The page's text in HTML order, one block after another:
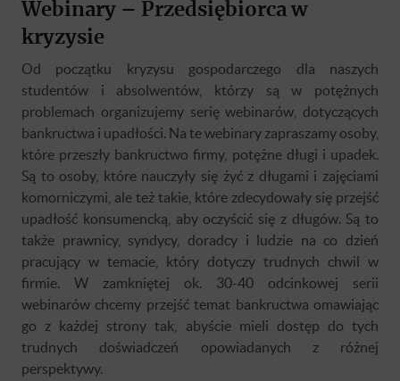
Webinary – Przedsiębiorca w
kryzysie
Od początku kryzysu gospodarczego dla naszych
studentów i absolwentów, którzy są w potężnych
problemach organizujemy serię webinarów, dotyczących
bankructwa i upadłości. Na te webinary zapraszamy osoby,
które przeszły bankructwo firmy, potężne długi i upadek.
Są to osoby, które nauczyły się żyć z długami i zajęciami
komorniczymi, ale też takie, które zdecydowały się przejść
upadłość konsumencką, aby oczyścić się z długów. Są to
także prawnicy, syndycy, doradcy i ludzie na co dzień
pracujący w temacie, który dotyczy trudnych chwil w
firmie. W zamkniętej ok. 30-40 odcinkowej serii
webinarów chcemy przejść temat bankructwa omawiając
go z każdej strony tak, abyście mieli dostęp do tych
trudnych doświadczeń opowiadanych z różnej
perspektywy.